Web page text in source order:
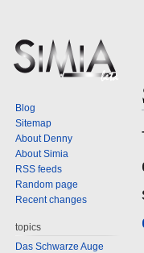
Blog
Sitemap
About Denny
About Simia
RSS feeds
Random page
Recent changes
topics
Das Schwarze Auge